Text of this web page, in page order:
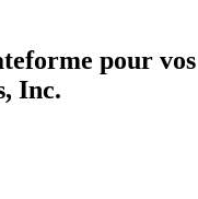
pour vos
Inc.